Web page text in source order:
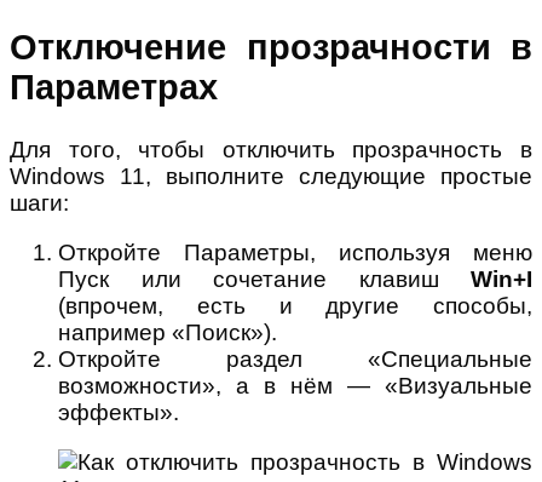
Отключение прозрачности в
Параметрах
Для того, чтобы отключить прозрачность в
Windows 11, выполните следующие простые
шаги:
Откройте Параметры, используя меню
Пуск или сочетание клавиш Win+I
(впрочем, есть и другие способы,
например «Поиск»).
Откройте раздел «Специальные
возможности», а в нём — «Визуальные
эффекты».